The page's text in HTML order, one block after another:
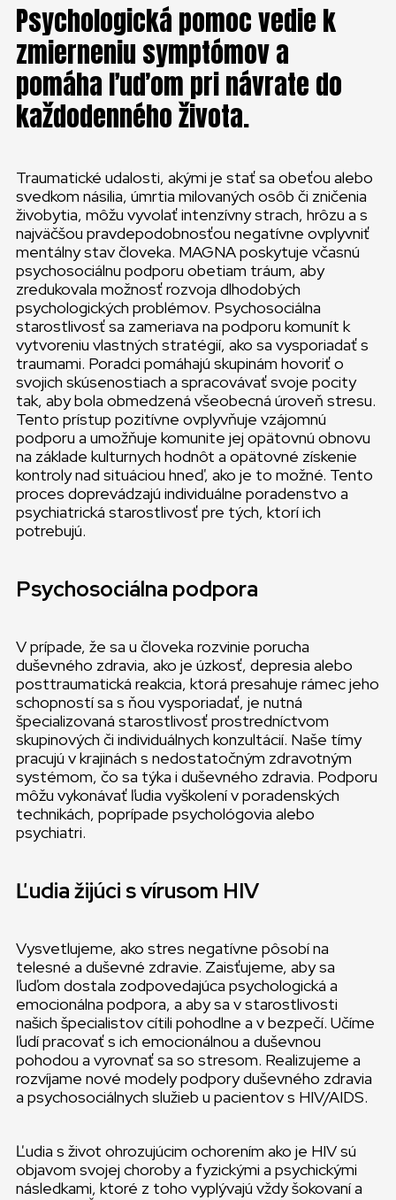
Psychologická pomoc vedie k
zmierneniu symptómov a
pomáha ľuďom pri návrate do
každodenného života.
Traumatické udalosti, akými je stať sa obeťou alebo
svedkom násilia, úmrtia milovaných osôb či zničenia
živobytia, môžu vyvolať intenzívny strach, hrôzu a s
najväčšou pravdepodobnosťou negatívne ovplyvniť
mentálny stav človeka. MAGNA poskytuje včasnú
psychosociálnu podporu obetiam tráum, aby
zredukovala možnosť rozvoja dlhodobých
psychologických problémov. Psychosociálna
starostlivosť sa zameriava na podporu komunít k
vytvoreniu vlastných stratégií, ako sa vysporiadať s
traumami. Poradci pomáhajú skupinám hovoriť o
svojich skúsenostiach a spracovávať svoje pocity
tak, aby bola obmedzená všeobecná úroveň stresu.
Tento prístup pozitívne ovplyvňuje vzájomnú
podporu a umožňuje komunite jej opätovnú obnovu
na základe kulturnych hodnôt a opätovné získenie
kontroly nad situáciou hneď, ako je to možné. Tento
proces doprevádzajú individuálne poradenstvo a
psychiatrická starostlivosť pre tých, ktorí ich
potrebujú.
Psychosociálna podpora
V prípade, že sa u človeka rozvinie porucha
duševného zdravia, ako je úzkosť, depresia alebo
posttraumatická reakcia, ktorá presahuje rámec jeho
schopností sa s ňou vysporiadať, je nutná
špecializovaná starostlivosť prostredníctvom
skupinových či individuálnych konzultácií. Naše tímy
pracujú v krajinách s nedostatočným zdravotným
systémom, čo sa týka i duševného zdravia. Podporu
môžu vykonávať ľudia vyškolení v poradenských
technikách, poprípade psychológovia alebo
psychiatri.
Ľudia žijúci s vírusom HIV
Vysvetlujeme, ako stres negatívne pôsobí na
telesné a duševné zdravie. Zaisťujeme, aby sa
ľuďom dostala zodpovedajúca psychologická a
emocionálna podpora, a aby sa v starostlivosti
našich špecialistov cítili pohodlne a v bezpečí. Učíme
ľudí pracovať s ich emocionálnou a duševnou
pohodou a vyrovnať sa so stresom. Realizujeme a
rozvíjame nové modely podpory duševného zdravia
a psychosociálnych služieb u pacientov s HIV/AIDS.
Ľudia s život ohrozujúcim ochorením ako je HIV sú
objavom svojej choroby a fyzickými a psychickými
následkami, ktoré z toho vyplývajú vždy šokovaní a